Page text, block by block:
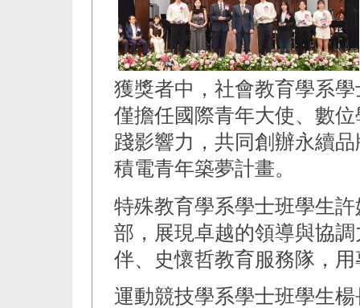
獲獎者中，社會教育學系
僅擔任國際青年大使、數
踐影響力，共同創辦永續
積電青年築夢計畫。
特殊教育學系學士班學生
部，展現卓越的領導與協
伴、史懷哲教育服務隊，
運動競技學系學士班學生